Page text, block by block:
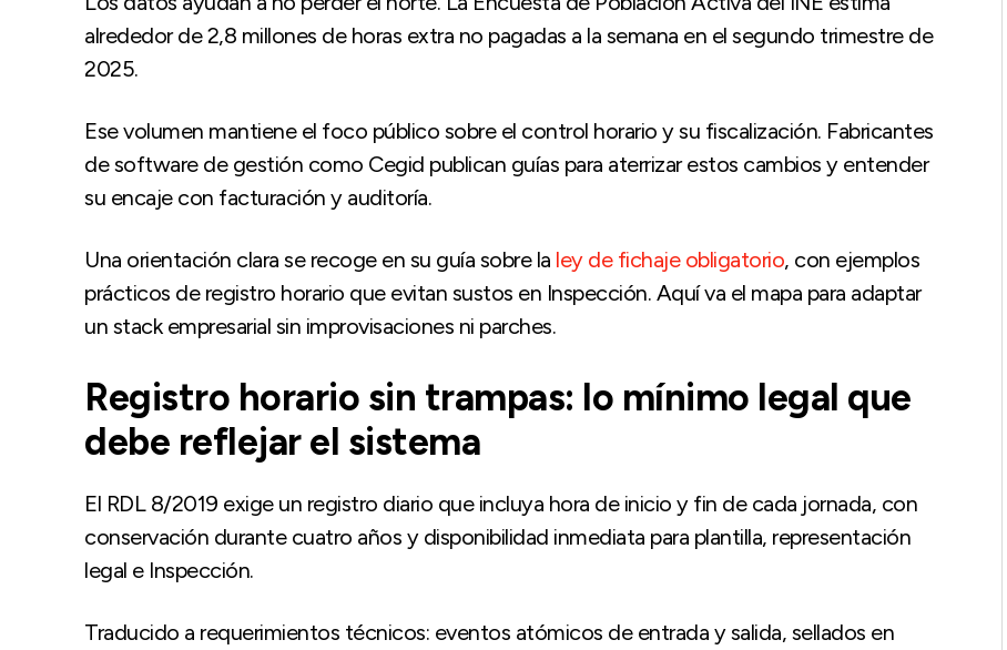
alrededor de 2,8 millones de horas extra no pagadas a la semana en el segundo trimestre de
2025.
Ese volumen mantiene el foco público sobre el control horario y su fiscalización. Fabricantes
de software de gestión como Cegid publican guías para aterrizar estos cambios y entender
su encaje con facturación y auditoría.
Una orientación clara se recoge en su guía sobre la ley de fichaje obligatorio, con ejemplos
prácticos de registro horario que evitan sustos en Inspección. Aquí va el mapa para adaptar
un stack empresarial sin improvisaciones ni parches.
Registro horario sin trampas: lo mínimo legal que
debe reflejar el sistema
El RDL 8/2019 exige un registro diario que incluya hora de inicio y fin de cada jornada, con
conservación durante cuatro años y disponibilidad inmediata para plantilla, representación
legal e Inspección.
Traducido a requerimientos técnicos: eventos atómicos de entrada y salida, sellados en